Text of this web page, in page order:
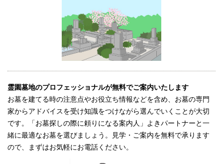
霊園墓地のプロフェッショナルが無料でご案内いたします
お墓を建てる時の注意点やお役立ち情報などを含め、お墓の専門
家からアドバイスを受け知識をつけながら選んでいくことが大切
です。「お墓探しの際に頼りになる案内人」よきパートナーと一
緒に最適なお墓を選びましょう。見学・ご案内を無料で承ります
ので、まずはお気軽にお電話ください。